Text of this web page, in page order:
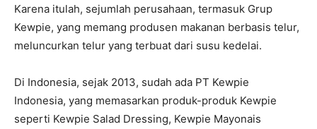
Karena itulah, sejumlah perusahaan, termasuk Grup
Kewpie, yang memang produsen makanan berbasis telur,
meluncurkan telur yang terbuat dari susu kedelai.
Di Indonesia, sejak 2013, sudah ada PT Kewpie
Indonesia, yang memasarkan produk-produk Kewpie
seperti Kewpie Salad Dressing, Kewpie Mayonais